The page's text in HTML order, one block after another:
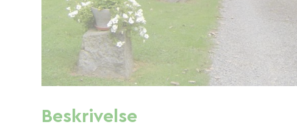
Beskrivelse